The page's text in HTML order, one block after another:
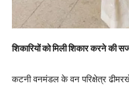
शिकारियों को मिली शिकार करने की
कटनी वनमंडल के वन परिक्षेत्र